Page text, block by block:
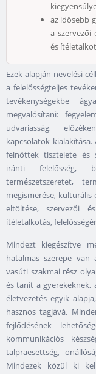
az idősebb
a szervezői
és
Ezek alapján nevelési
a felelősségteljes
tevékenységekbe
megvalósítani:
udvariasság,
kapcsolatok
felnőttek tisztelete és
iránti felelősség,
természetszeretet,
megismerése,
eltöltése, szervezői
ítéletalkotás,
Mindezt kiegészítve
hatalmas szerepe van
vasúti szakmai rész
és tanít a gyerekeknek,
életvezetés egyik
hasznos tagjává.
fejlődésének
kommunikációs
talpraesettség,
Mindezek közül ki